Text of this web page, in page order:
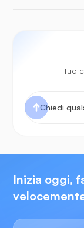
Il tuo
Inizia oggi,